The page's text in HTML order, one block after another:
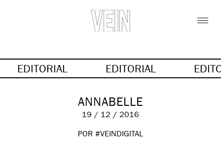
EDITORIAL EDITORIAL
ANNABELLE
19 / 12 / 2016
POR #VEINDIGITAL